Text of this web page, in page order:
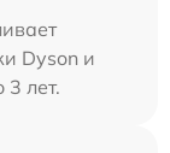
Dyson и
3 лет.